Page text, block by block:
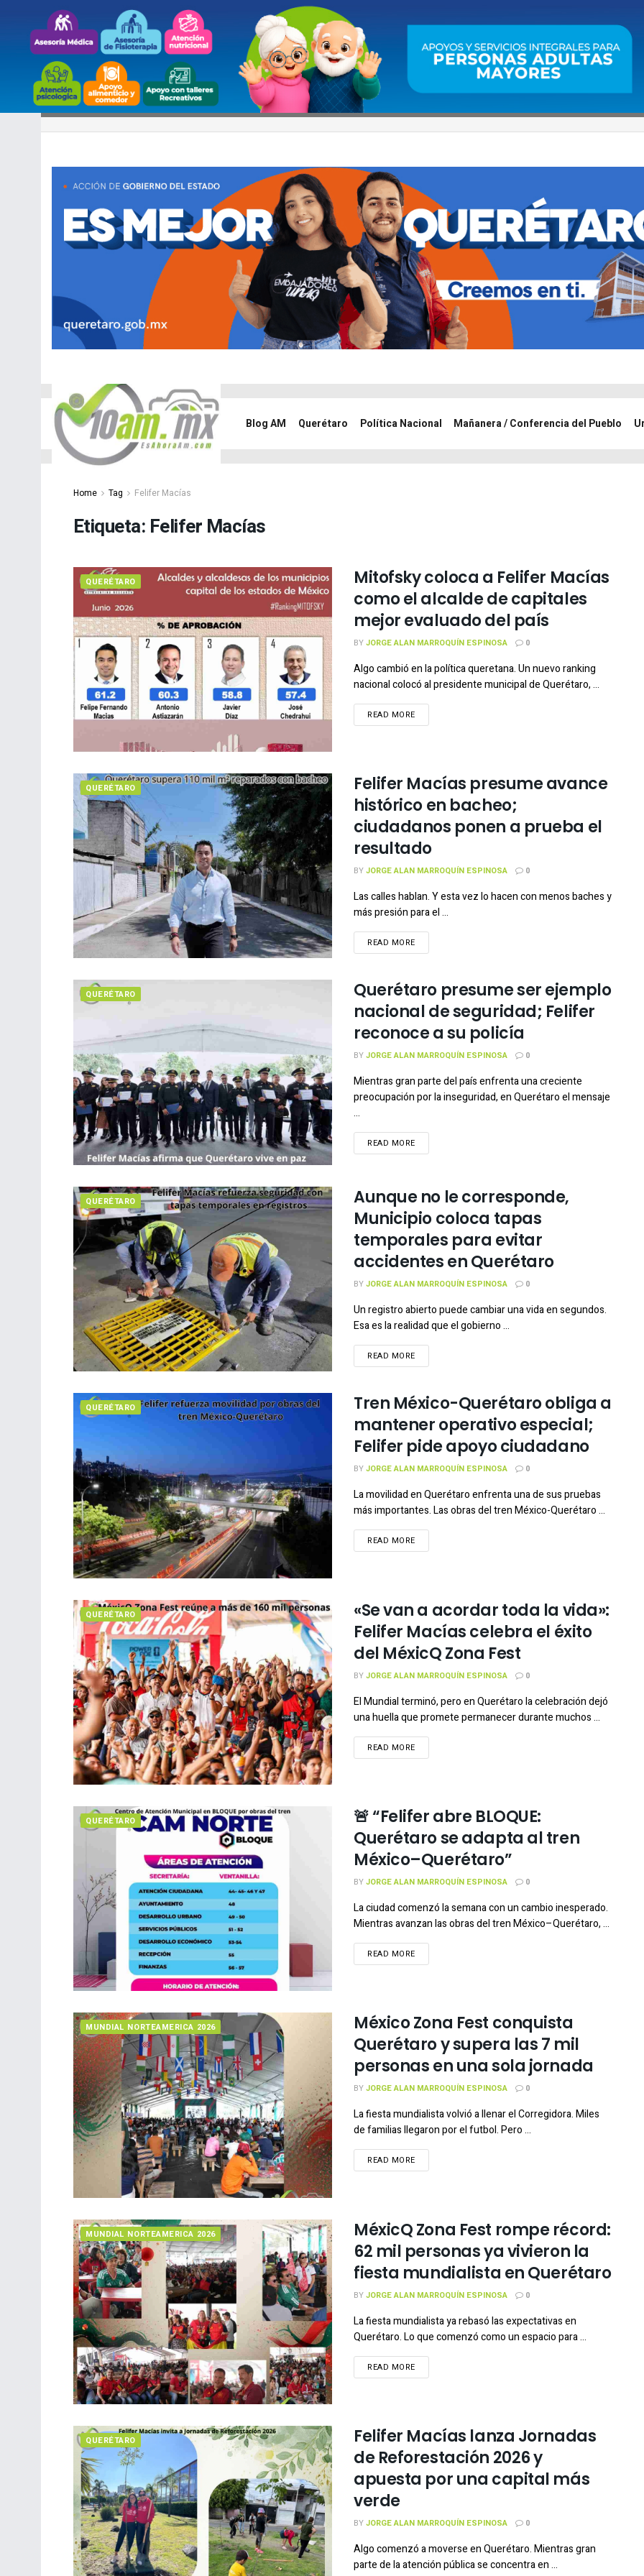
Blog AM Querétaro Política Nacional Mañanera / Conferencia del Pueblo
Home Tag Felifer Macías
Etiqueta: Felifer Macías
QUERÉTARO
Mitofsky coloca a Felifer Macías
como el alcalde de capitales
mejor evaluado del país
BYJORGE ALAN MARROQUÍN ESPINOSA 0
Algo cambió en la política queretana. Un nuevo ranking
nacional colocó al presidente municipal de Querétaro, ...
READ MORE
QUERÉTARO
Felifer Macías presume avance
histórico en bacheo;
ciudadanos ponen a prueba el
resultado
BYJORGE ALAN MARROQUÍN ESPINOSA 0
Las calles hablan. Y esta vez lo hacen con menos baches y
más presión para el ...
READ MORE
QUERÉTARO
Querétaro presume ser ejemplo
nacional de seguridad; Felifer
reconoce a su policía
BYJORGE ALAN MARROQUÍN ESPINOSA 0
Mientras gran parte del país enfrenta una creciente
preocupación por la inseguridad, en Querétaro el mensaje
...
READ MORE
QUERÉTARO
Aunque no le corresponde,
Municipio coloca tapas
temporales para evitar
accidentes en Querétaro
BYJORGE ALAN MARROQUÍN ESPINOSA 0
Un registro abierto puede cambiar una vida en segundos.
Esa es la realidad que el gobierno ...
READ MORE
QUERÉTARO
Tren México-Querétaro obliga a
mantener operativo especial;
Felifer pide apoyo ciudadano
BYJORGE ALAN MARROQUÍN ESPINOSA 0
La movilidad en Querétaro enfrenta una de sus pruebas
más importantes. Las obras del tren México-Querétaro ...
READ MORE
QUERÉTARO
«Se van a acordar toda la vida»:
Felifer Macías celebra el éxito
del MéxicQ Zona Fest
BYJORGE ALAN MARROQUÍN ESPINOSA 0
El Mundial terminó, pero en Querétaro la celebración dejó
una huella que promete permanecer durante muchos ...
READ MORE
QUERÉTARO
🚨 “Felifer abre BLOQUE:
Querétaro se adapta al tren
México–Querétaro”
BYJORGE ALAN MARROQUÍN ESPINOSA 0
La ciudad comenzó la semana con un cambio inesperado.
Mientras avanzan las obras del tren México–Querétaro, ...
READ MORE
MUNDIAL NORTEAMERICA 2026
México Zona Fest conquista
Querétaro y supera las 7 mil
personas en una sola jornada
BYJORGE ALAN MARROQUÍN ESPINOSA 0
La fiesta mundialista volvió a llenar el Corregidora. Miles
de familias llegaron por el futbol. Pero ...
READ MORE
MUNDIAL NORTEAMERICA 2026
MéxicQ Zona Fest rompe récord:
62 mil personas ya vivieron la
fiesta mundialista en Querétaro
BYJORGE ALAN MARROQUÍN ESPINOSA 0
La fiesta mundialista ya rebasó las expectativas en
Querétaro. Lo que comenzó como un espacio para ...
READ MORE
QUERÉTARO
Felifer Macías lanza Jornadas
de Reforestación 2026 y
apuesta por una capital más
verde
BYJORGE ALAN MARROQUÍN ESPINOSA 0
Algo comenzó a moverse en Querétaro. Mientras gran
parte de la atención pública se concentra en ...